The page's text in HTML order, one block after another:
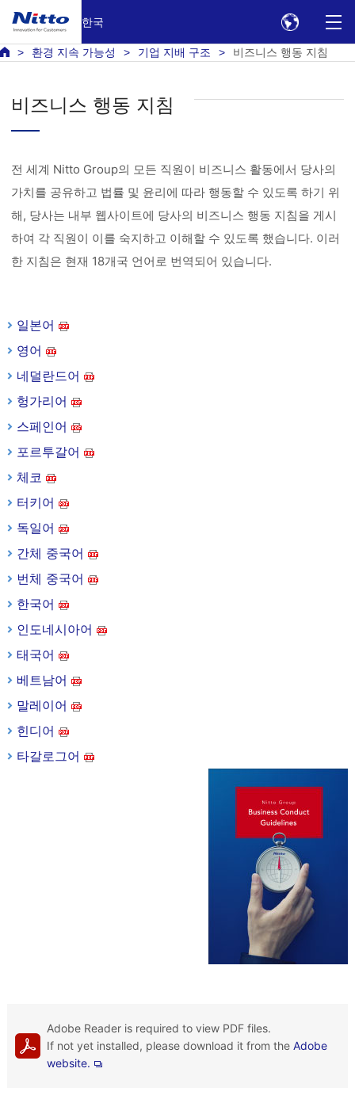
한국
환경 지속 가능성 기업 지배 구조 비즈니스 행동 지침
비즈니스 행동 지침
전 세계 Nitto Group의 모든 직원이 비즈니스 활동에서 당사의
가치를 공유하고 법률 및 윤리에 따라 행동할 수 있도록 하기 위
해, 당사는 내부 웹사이트에 당사의 비즈니스 행동 지침을 게시
하여 각 직원이 이를 숙지하고 이해할 수 있도록 했습니다. 이러
한 지침은 현재 18개국 언어로 번역되어 있습니다.
일본어
영어
네덜란드어
헝가리어
스페인어
포르투갈어
체코
터키어
독일어
간체 중국어
번체 중국어
한국어
인도네시아어
태국어
베트남어
말레이어
힌디어
타갈로그어
Adobe Reader is required to view PDF files.
If not yet installed, please download it from the Adobe
website.